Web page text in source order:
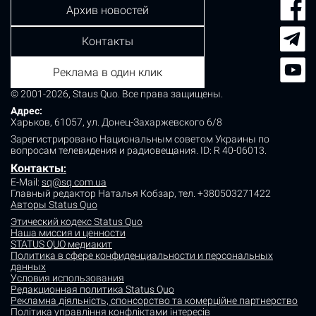
© 2001-2026, Staus Quo. Все права защищены.
Адрес:
Харьков, 61057, ул. Донец-Захаржевского 6/8
Зарегистрировано Национальным советом Украины по
вопросам телевидения и радиовещания. ID: R 40-06013.
Контакты:
E-Mail: sq@sq.com.ua
Главный редактор Наталья Кобзар, тел. +380503271422
Авторы Status Quo
Этический кодекс Status Quo
Наша миссия и ценности
STATUS QUO медиакит
Политика в сфере конфиденциальности и персональных
данных
Условия использования
Редакционная политика Status Quo
Рекламна діяльність, спонсорство та комерційне партнерство
Політика управління конфліктами інтересів
Архив новостей
Контакты
Реклама в один клик